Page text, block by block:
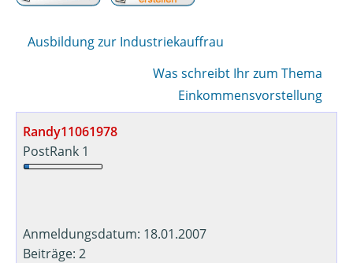
Ausbildung zur Industriekauffrau
Was schreibt Ihr zum Thema
Einkommensvorstellung
Randy11061978
PostRank 1
Anmeldungsdatum: 18.01.2007
Beiträge: 2